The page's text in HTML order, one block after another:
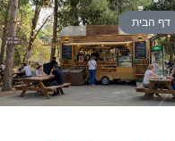
דף הבית